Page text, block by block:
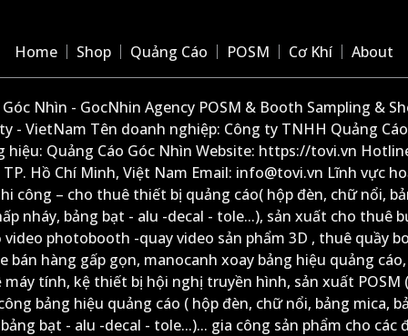
Home Shop Quảng Cáo POSM Cơ Khí About
Nhìn - GocNhin Agency POSM & Booth Sampling &
- VietNam Tên doanh nghiệp: Công ty TNHH Quảng
Quảng Cáo Góc Nhìn Website: https://tovi.vn
Hồ Chí Minh, Việt Nam Email: info@tovi.vn Lĩnh vực
công – cho thuê thiết bị quảng cáo( hộp đèn, chữ nổi,
nháy, bảng bạt - alu -decal - tole...), sản xuất cho thuê
photobooth -quay video sản phẩm 3D , thuê quầy
bán hàng gấp gọn, manocanh xoay bảng hiệu quảng
tính, kệ thiết bị hội nghị truyền hình, sản xuất POSM
bảng hiệu quảng cáo ( hộp đèn, chữ nổi, bảng mica,
bạt - alu -decal - tole...)... gia công sản phẩm cho các